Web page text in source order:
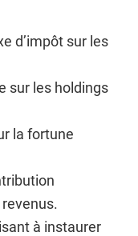
d’impôt sur les
sur les holdings
la fortune
à instaurer